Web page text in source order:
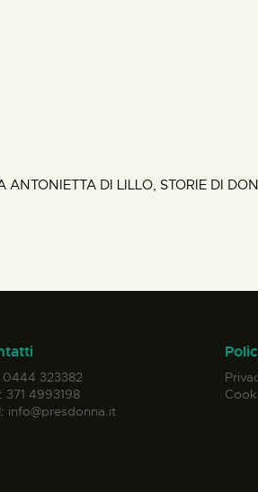
ANTONIETTA DI LILLO, STORIE DI
0444 323382
371 4993198
info@presdonna.it